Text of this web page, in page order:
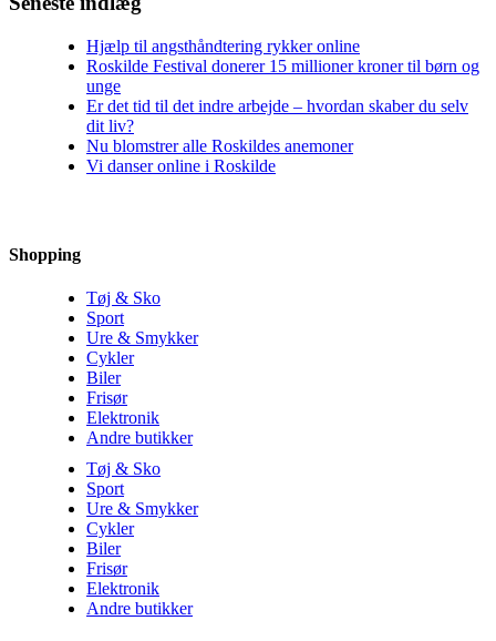
Hjælp til angsthåndtering rykker online
Roskilde Festival donerer 15 millioner kroner til børn og
unge
Er det tid til det indre arbejde – hvordan skaber du selv
dit liv?
Nu blomstrer alle Roskildes anemoner
Vi danser online i Roskilde
Shopping
Tøj & Sko
Sport
Ure & Smykker
Cykler
Biler
Frisør
Elektronik
Andre butikker
Tøj & Sko
Sport
Ure & Smykker
Cykler
Biler
Frisør
Elektronik
Andre butikker